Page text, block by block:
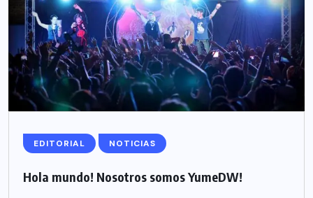
EDITORIAL NOTICIAS
Hola mundo! Nosotros somos YumeDW!